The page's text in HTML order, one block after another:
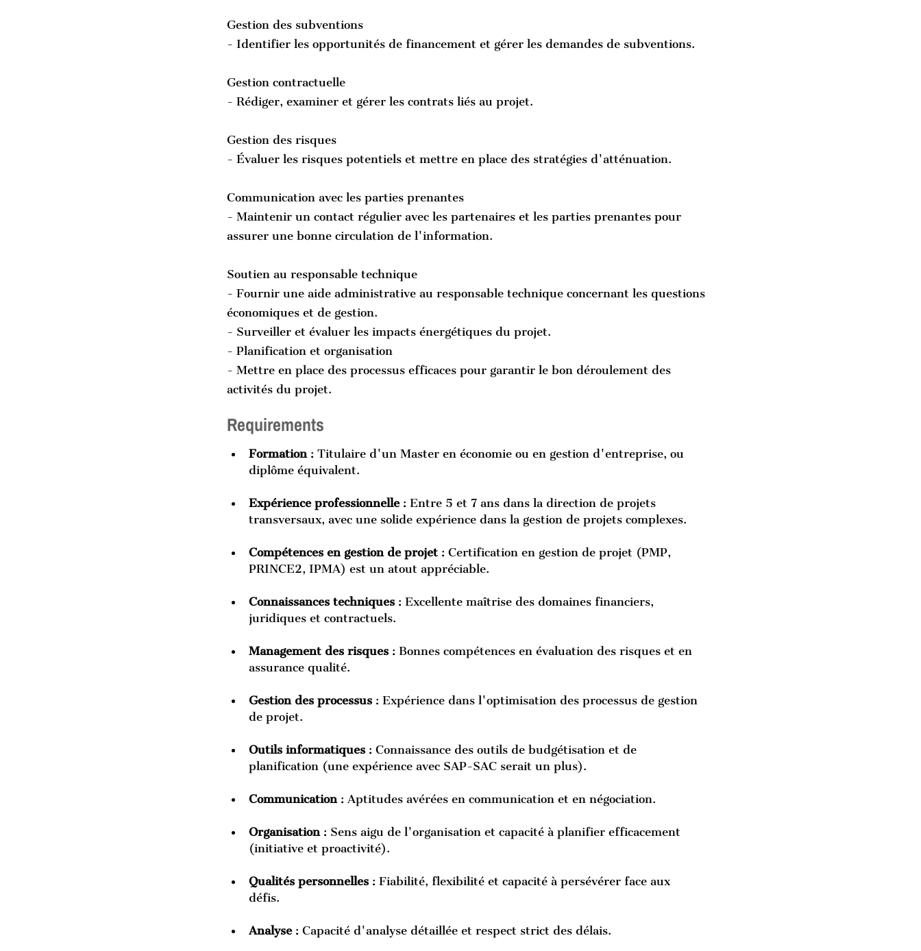
Gestion des subventions
- Identifier les opportunités de financement et gérer les demandes de subventions.
Gestion contractuelle
- Rédiger, examiner et gérer les contrats liés au projet.
Gestion des risques
- Évaluer les risques potentiels et mettre en place des stratégies d'atténuation.
Communication avec les parties prenantes
- Maintenir un contact régulier avec les partenaires et les parties prenantes pour
assurer une bonne circulation de l'information.
Soutien au responsable technique
- Fournir une aide administrative au responsable technique concernant les questions
économiques et de gestion.
- Surveiller et évaluer les impacts énergétiques du projet.
- Planification et organisation
- Mettre en place des processus efficaces pour garantir le bon déroulement des
activités du projet.
Requirements
Formation : Titulaire d'un Master en économie ou en gestion d'entreprise, ou
diplôme équivalent.
Expérience professionnelle : Entre 5 et 7 ans dans la direction de projets
transversaux, avec une solide expérience dans la gestion de projets complexes.
Compétences en gestion de projet : Certification en gestion de projet (PMP,
PRINCE2, IPMA) est un atout appréciable.
Connaissances techniques : Excellente maîtrise des domaines financiers,
juridiques et contractuels.
Management des risques : Bonnes compétences en évaluation des risques et en
assurance qualité.
Gestion des processus : Expérience dans l'optimisation des processus de gestion
de projet.
Outils informatiques : Connaissance des outils de budgétisation et de
planification (une expérience avec SAP-SAC serait un plus).
Communication : Aptitudes avérées en communication et en négociation.
Organisation : Sens aigu de l'organisation et capacité à planifier efficacement
(initiative et proactivité).
Qualités personnelles : Fiabilité, flexibilité et capacité à persévérer face aux
défis.
Analyse : Capacité d'analyse détaillée et respect strict des délais.